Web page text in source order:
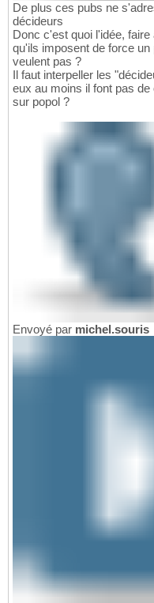
De plus ces pubs ne
décideurs
Donc c'est quoi l'idée,
qu'ils imposent de force
veulent pas ?
Il faut interpeller les
eux au moins il font pas
sur popol ?
Envoyé par michel.souris